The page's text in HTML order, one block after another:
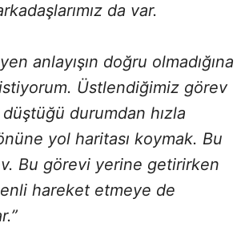
da var.
anlayışın doğru olmadığına
Üstlendiğimiz görev
durumdan hızla
yol haritası koymak. Bu
Bu görevi yerine getirirken
hareket etmeye de